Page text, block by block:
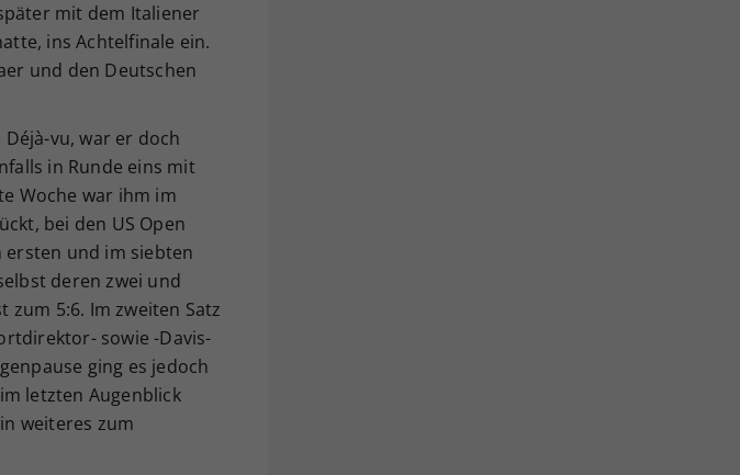
mit dem Italiener
ins Achtelfinale ein.
und den Deutschen
vu, war er doch
in Runde eins mit
Woche war ihm im
bei den US Open
ersten und im siebten
deren zwei und
5:6. Im zweiten Satz
sowie -Davis-
ging es jedoch
letzten Augenblick
weiteres zum